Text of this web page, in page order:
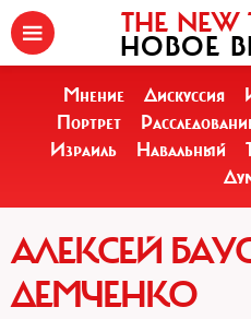
THE NEW
НОВОЕ
Мнение Дискуссия
Портрет
Израиль
Навальный
АЛЕКСЕЙ
ДЕМЧЕНКО